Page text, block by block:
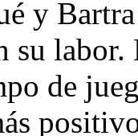
y
su labor.
de